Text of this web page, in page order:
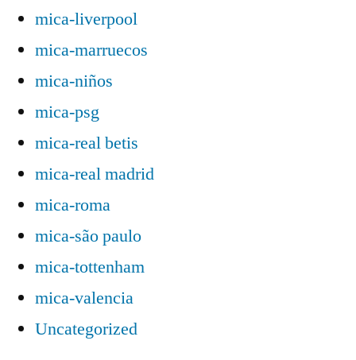
mica-liverpool
mica-marruecos
mica-niños
mica-psg
mica-real betis
mica-real madrid
mica-roma
mica-são paulo
mica-tottenham
mica-valencia
Uncategorized